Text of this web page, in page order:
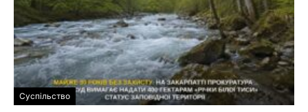
Суспільство